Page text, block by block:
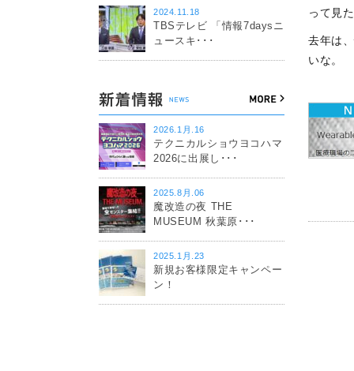
って見
去年は
いな。
2024.11.18
TBSテレビ 「情報7daysニ
ュースキ･･･
2026.1月.16
テクニカルショウヨコハマ
2026に出展し･･･
2025.8月.06
魔改造の夜 THE
MUSEUM 秋葉原･･･
2025.1月.23
新規お客様限定キャンペー
ン！